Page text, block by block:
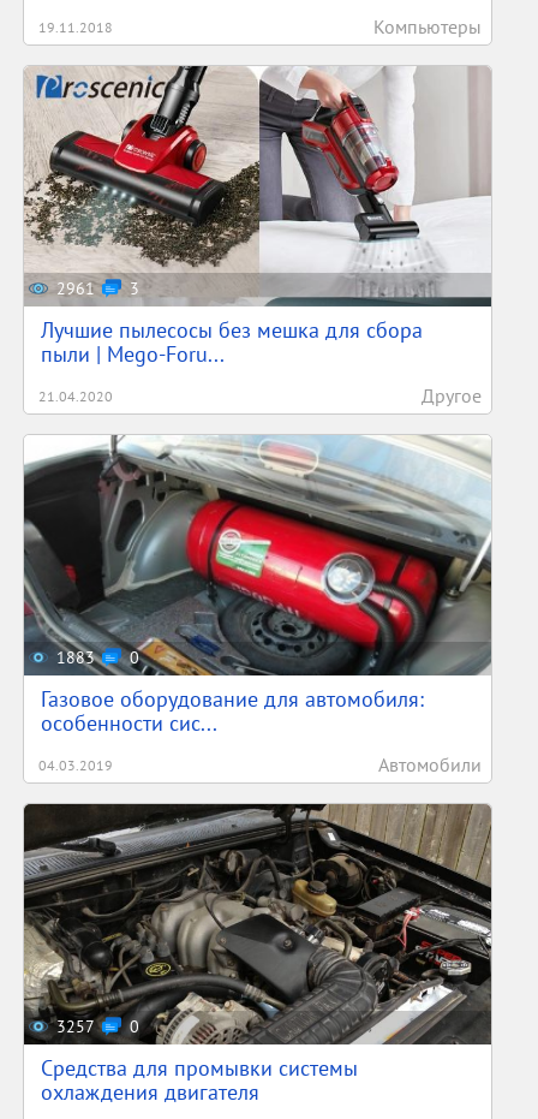
19.11.2018 Компьютеры
2961 3
Лучшие пылесосы без мешка для сбора
пыли | Mego-Foru...
21.04.2020 Другое
1883 0
Газовое оборудование для автомобиля:
особенности сис...
04.03.2019 Автомобили
3257 0
Средства для промывки системы
охлаждения двигателя